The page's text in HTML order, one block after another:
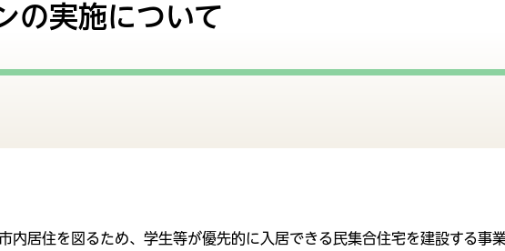
子育て支援
政改革 市民協働
の実施について
内居住を図るため、学生等が優先的に入居できる民集合住宅を建設する事